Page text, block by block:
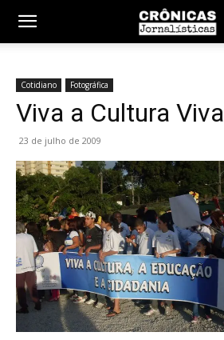
Cotidiano Fotográfica
Viva a Cultura Viva
23 de julho de 2009